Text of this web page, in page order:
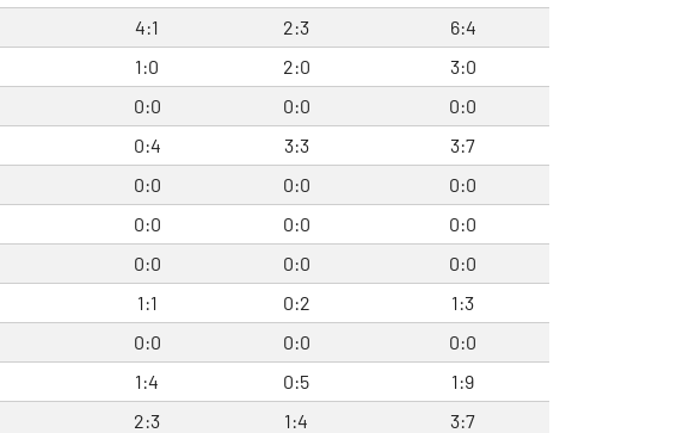
4:1 2:3
6:4
1:0 2:0
3:0
0:0 0:0
0:0
0:4 3:3
3:7
0:0 0:0
0:0
0:0 0:0
0:0
0:0 0:0
0:0
1:1 0:2
1:3
0:0 0:0
0:0
1:4 0:5
1:9
2:3 1:4
3:7